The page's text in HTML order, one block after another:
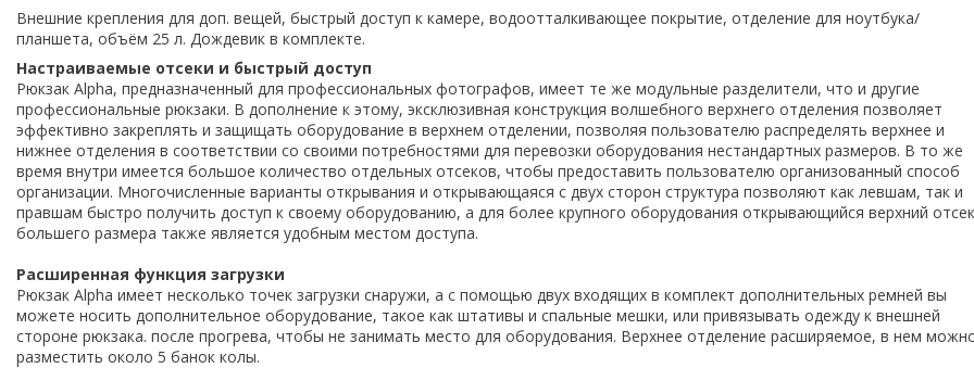
Внешние крепления для доп. вещей, быстрый доступ к камере, водоотталкивающее покрытие, отделение для ноутбука/
планшета, объём 25 л. Дождевик в комплекте.
Настраиваемые отсеки и быстрый доступ
Рюкзак Alpha, предназначенный для профессиональных фотографов, имеет те же модульные разделители, что и другие
профессиональные рюкзаки. В дополнение к этому, эксклюзивная конструкция волшебного верхнего отделения позволяет
эффективно закреплять и защищать оборудование в верхнем отделении, позволяя пользователю распределять верхнее и
нижнее отделения в соответствии со своими потребностями для перевозки оборудования нестандартных размеров. В то же
время внутри имеется большое количество отдельных отсеков, чтобы предоставить пользователю организованный способ
организации. Многочисленные варианты открывания и открывающаяся с двух сторон структура позволяют как левшам, так и
правшам быстро получить доступ к своему оборудованию, а для более крупного оборудования открывающийся верхний отсек
большего размера также является удобным местом доступа.
Расширенная функция загрузки
Рюкзак Alpha имеет несколько точек загрузки снаружи, а с помощью двух входящих в комплект дополнительных ремней вы
можете носить дополнительное оборудование, такое как штативы и спальные мешки, или привязывать одежду к внешней
стороне рюкзака. после прогрева, чтобы не занимать место для оборудования. Верхнее отделение расширяемое, в нем
разместить около 5 банок колы.